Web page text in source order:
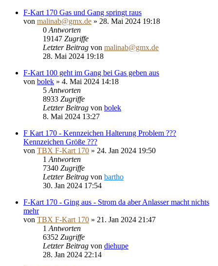
F-Kart 170 Gas und Gang springt raus
von malinab@gmx.de » 28. Mai 2024 19:18
0 Antworten
19147 Zugriffe
Letzter Beitrag von malinab@gmx.de
28. Mai 2024 19:18
F-Kart 100 geht im Gang bei Gas geben aus
von bolek » 4. Mai 2024 14:18
5 Antworten
8933 Zugriffe
Letzter Beitrag von bolek
8. Mai 2024 13:27
F Kart 170 - Kennzeichen Halterung Problem ???
Kennzeichen Größe ???
von TBX F-Kart 170 » 24. Jan 2024 19:50
1 Antworten
7340 Zugriffe
Letzter Beitrag von bartho
30. Jan 2024 17:54
F-Kart 170 - Ging aus - Strom da aber Anlasser macht nichts
mehr
von TBX F-Kart 170 » 21. Jan 2024 21:47
1 Antworten
6352 Zugriffe
Letzter Beitrag von diehupe
28. Jan 2024 22:14